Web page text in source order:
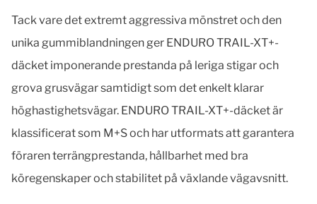
Tack vare det extremt aggressiva mönstret och den
unika gummiblandningen ger ENDURO TRAIL-XT+-
däcket imponerande prestanda på leriga stigar och
grova grusvägar samtidigt som det enkelt klarar
höghastighetsvägar. ENDURO TRAIL-XT+-däcket är
klassificerat som M+S och har utformats att garantera
föraren terrängprestanda, hållbarhet med bra
köregenskaper och stabilitet på växlande vägavsnitt.